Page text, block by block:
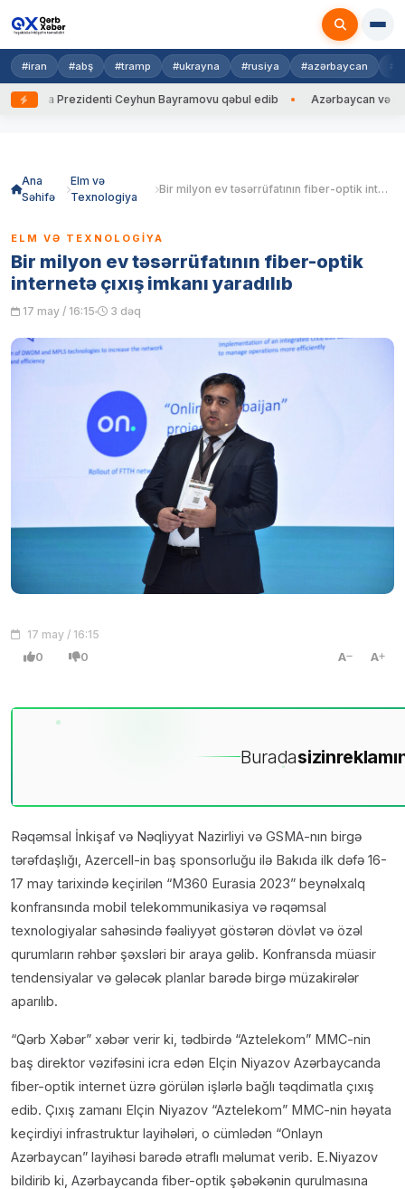
#iran #abş #tramp #ukrayna #rusiya #azərbaycan
Prezidenti Ceyhun Bayramovu qəbul edib Azərbaycan və
Ana
Səhifə
Elm və
Texnologiya
Bir milyon ev təsərrüfatının fiber-optik internetə çıxış imkanı yaradılıb
ELM VƏ TEXNOLOGIYA
Bir milyon ev təsərrüfatının fiber-optik
internetə çıxış imkanı yaradılıb
17 may / 16:15 3 dəq
17 may / 16:15
0 0 A A
Buradasizin
Rəqəmsal İnkişaf və Nəqliyyat Nazirliyi və GSMA-nın birgə
tərəfdaşlığı, Azercell-in baş sponsorluğu ilə Bakıda ilk dəfə 16-
17 may tarixində keçirilən “M360 Eurasia 2023” beynəlxalq
konfransında mobil telekommunikasiya və rəqəmsal
texnologiyalar sahəsində fəaliyyət göstərən dövlət və özəl
qurumların rəhbər şəxsləri bir araya gəlib. Konfransda müasir
tendensiyalar və gələcək planlar barədə birgə müzakirələr
aparılıb.
“Qərb Xəbər” xəbər verir ki, tədbirdə “Aztelekom” MMC-nin
baş direktor vəzifəsini icra edən Elçin Niyazov Azərbaycanda
fiber-optik internet üzrə görülən işlərlə bağlı təqdimatla çıxış
edib. Çıxış zamanı Elçin Niyazov “Aztelekom” MMC-nin həyata
keçirdiyi infrastruktur layihələri, o cümlədən “Onlayn
Azərbaycan” layihəsi barədə ətraflı məlumat verib. E.Niyazov
bildirib ki, Azərbaycanda fiber-optik şəbəkənin qurulmasına